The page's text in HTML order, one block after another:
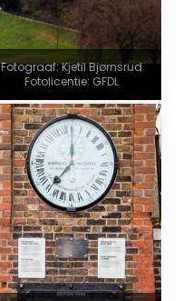
Fotograaf: Kjetil Bjørnsrud
Fotolicentie: GFDL